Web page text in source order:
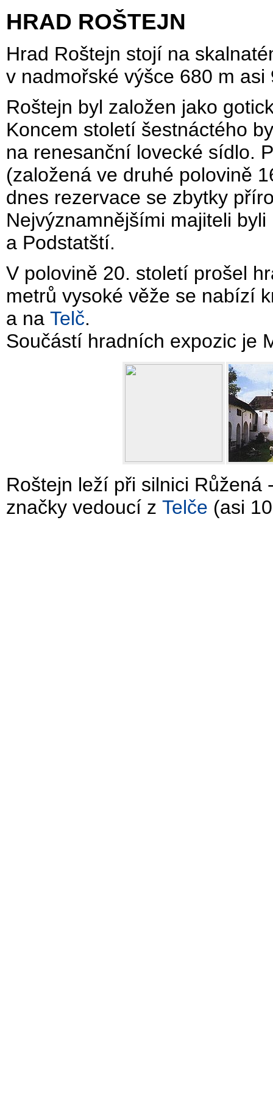
HRAD ROŠTEJN
Hrad Roštejn stojí na
v nadmořské výšce 680 m
Roštejn byl založen jako
Koncem století šestnáctého
na renesanční lovecké sídlo.
(založená ve druhé polovině
dnes rezervace se zbytky
Nejvýznamnějšími majiteli
a Podstatští.
V polovině 20. století prošel
metrů vysoké věže se nabízí
a na Telč.
Součástí hradních expozic je
Roštejn leží při silnici Růžená
značky vedoucí z Telče (asi